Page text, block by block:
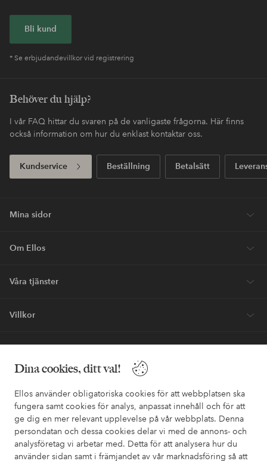
Dina cookies, ditt val!
Ellos använder obligatoriska cookies för att webbplatsen ska
fungera samt cookies för analys, anpassat innehåll och för att
ge dig en mer relevant upplevelse på vår webbplats. Denna
persondatan och dessa cookies delar vi med de annons- och
analysföretag vi arbetar med. Detta för att analysera hur du
använder sidan samt i främjandet av vår marknadsföring så att
Bli kund
* Se erbjudandevillkor vid registrering
Behöver du hjälp?
I vår FAQ hittar du svaren på de vanligaste frågorna. Här finns
också information om hur du enklast kontaktar oss.
Kundservice Beställning Betalsätt
Mina sidor
Om Ellos
Våra tjänster
Villkor
Vänner
Säkra betalningar - Betala direkt eller dela upp
Vill du veta mer om våra betalalternativ?